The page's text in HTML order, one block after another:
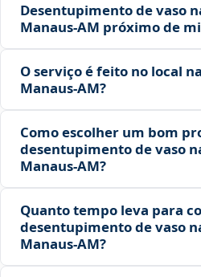
Desentupimento de vaso
Manaus‑AM próximo de
O serviço é feito no local
Manaus‑AM?
Como escolher um bom
desentupimento de vaso
Manaus‑AM?
Quanto tempo leva para
desentupimento de vaso
Manaus‑AM?